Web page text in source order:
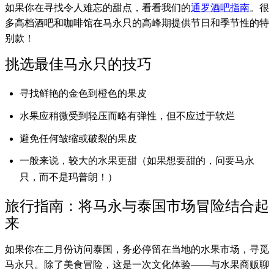
如果你在寻找令人难忘的甜点，看看我们的通罗酒吧指南。很
多高档酒吧和咖啡馆在马永只的高峰期提供节日和季节性的特
别款！
挑选最佳马永只的技巧
寻找鲜艳的金色到橙色的果皮
水果应稍微受到轻压而略有弹性，但不应过于软烂
避免任何皱缩或破裂的果皮
一般来说，较大的水果更甜（如果想要甜的，问要马永
只，而不是玛普朗！）
旅行指南：将马永与泰国市场冒险结合起
来
如果你在二月份访问泰国，务必停留在当地的水果市场，寻觅
马永只。除了美食冒险，这是一次文化体验——与水果商贩聊